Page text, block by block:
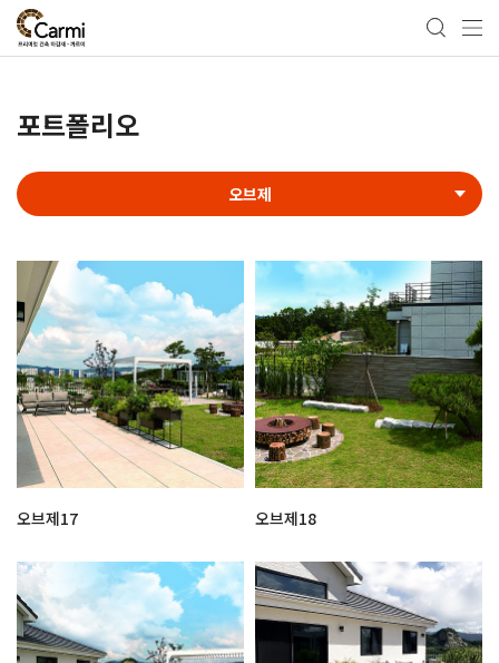
포트폴리오
오브제
오브제17 오브제18